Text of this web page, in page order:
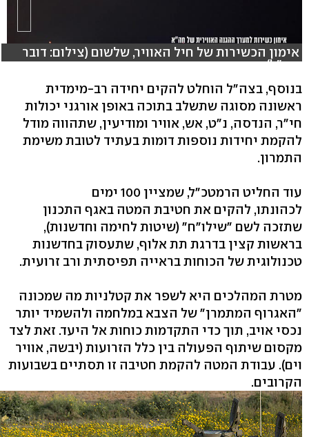
אימון הכשירות של חיל האוויר, שלשום (צילום: דובר
צה"ל)
בנוסף, בצה"ל הוחלט להקים יחידה רב-מימדית
ראשונה מסוגה שתשלב בתוכה באופן אורגני יכולות
חי"ר, הנדסה, נ"ט, אש, אוויר ומודיעין, שתהווה מודל
להקמת יחידות נוספות דומות בעתיד לטובת משימת
התמרון.
עוד החליט הרמטכ"ל, שמציין 100 ימים
לכהונתו, להקים את חטיבת המטה באגף התכנון
שתזכה לשם "שילו"ח" (שיטות לחימה וחדשנות),
בראשות קצין בדרגת תת אלוף, שתעסוק בחדשנות
טכנולוגית של הכוחות בראייה תפיסתית ורב זרועית.
מטרת המהלכים היא לשפר את קטלניות מה שמכונה
"האגרוף המתמרן" של הצבא במלחמה ולהשמיד יותר
נכסי אויב, תוך כדי התקדמות כוחות אל היעד. זאת לצד
מקסום שיתוף הפעולה בין כלל הזרועות (יבשה, אוויר
וים). עבודת המטה להקמת חטיבה זו תסתיים בשבועות
הקרובים.